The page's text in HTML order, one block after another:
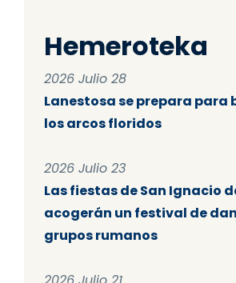
Hemeroteka
2026 Julio 28
Lanestosa se prepara para
los arcos floridos
2026 Julio 23
Las fiestas de San Ignacio
acogerán un festival de
grupos rumanos